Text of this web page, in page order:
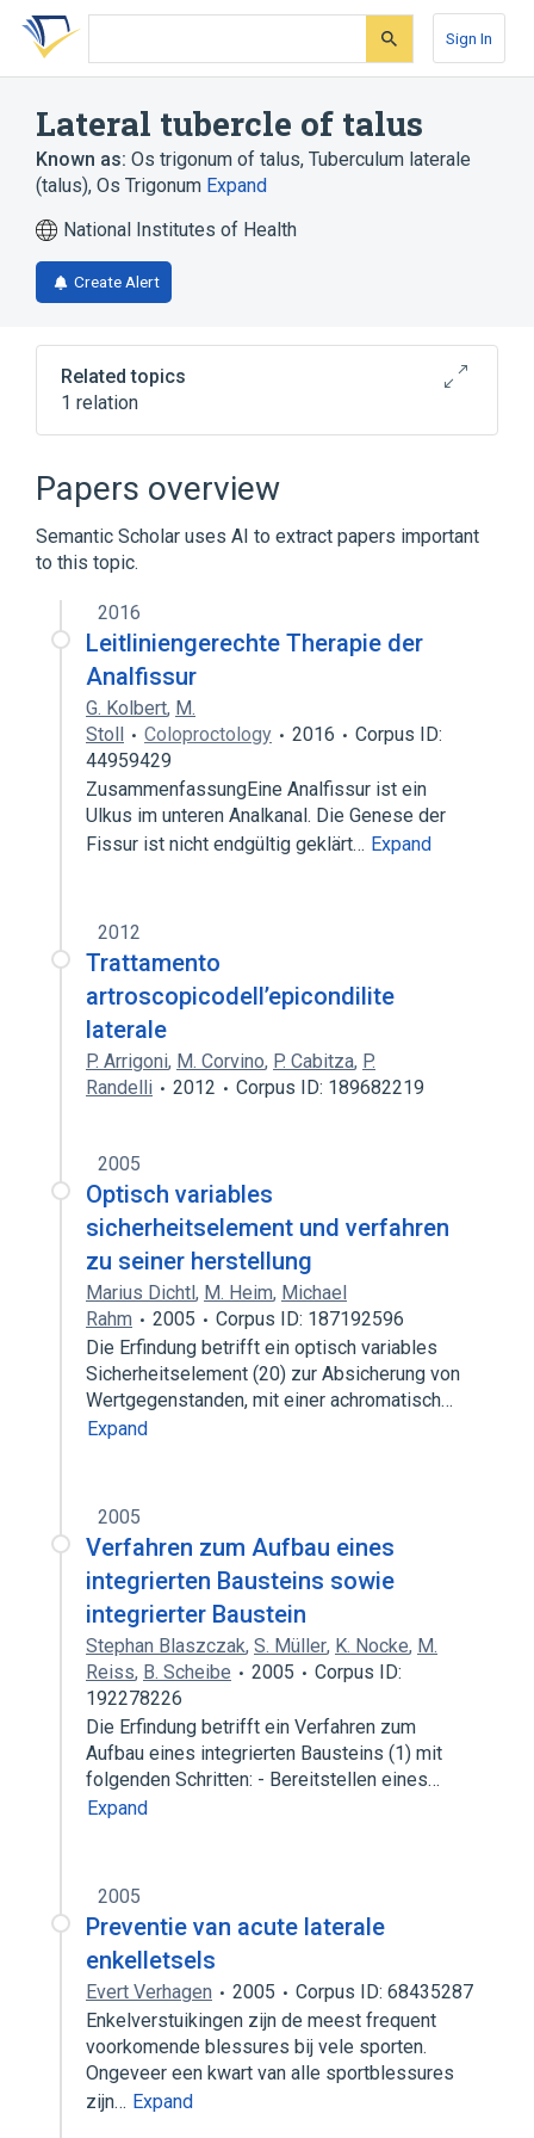
Skip
search
Skip
Skip
account
Sign In
Lateral tubercle of talus
Known as: Os trigonum of talus, Tuberculum laterale
(talus), Os Trigonum Expand
National Institutes of Health
Create Alert
Related topics
1 relation
Talus
Papers overview
Semantic Scholar uses AI to extract papers important
to this topic.
2016
Leitliniengerechte Therapie der
Analfissur
G. Kolbert, M.
Stoll
Coloproctology 2016
Corpus ID:
44959429
ZusammenfassungEine Analfissur ist ein
Ulkus im unteren Analkanal. Die Genese der
Fissur ist nicht endgültig geklärt… Expand
2012
Trattamento
artroscopicodell’epicondilite
laterale
P. Arrigoni, M. Corvino, P. Cabitza, P.
Randelli
2012 Corpus ID: 189682219
2005
Optisch variables
sicherheitselement und verfahren
zu seiner herstellung
Marius Dichtl, M. Heim, Michael
Rahm
2005
Corpus ID: 187192596
Die Erfindung betrifft ein optisch variables
Sicherheitselement (20) zur Absicherung von
Wertgegenstanden, mit einer achromatisch…
Expand
2005
Verfahren zum Aufbau eines
integrierten Bausteins sowie
integrierter Baustein
Stephan Blaszczak, S. Müller, K. Nocke, M.
Reiss, B. Scheibe 2005
Corpus ID:
192278226
Die Erfindung betrifft ein Verfahren zum
Aufbau eines integrierten Bausteins (1) mit
folgenden Schritten: - Bereitstellen eines…
Expand
2005
Preventie van acute laterale
enkelletsels
Evert Verhagen 2005
Corpus ID: 68435287
Enkelverstuikingen zijn de meest frequent
voorkomende blessures bij vele sporten.
Ongeveer een kwart van alle sportblessures
zijn… Expand